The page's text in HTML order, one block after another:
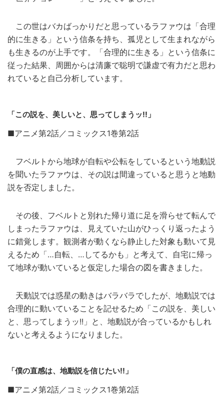
この世はバカばっかりだと思っているラファウは「合理
的に生きる」という信条を持ち、孤児として生まれながら
も生きるのが上手です。「合理的に生きる」という信条に
従った結果、周囲からは清廉で聡明で謙虚で有力だと思わ
れていると自己分析しています。
「この説を、美しいと、思ってしまうッ!!」
■アニメ第2話／コミックス1巻第2話
フベルトから地球が自転や公転をしているという地動説
を聞いたラファウは、その説は間違っていると思うと地動
説を否定しました。
その後、フベルトと別れた帰り道に足を滑らせて転んで
しまったラファウは、見えていた山がひっくり返ったよう
に錯覚します。観測者が動くなら静止した対象も動いて見
えるため「…自転、…してるかも」と考えて、自宅に帰っ
て地球が動いていると仮定した場合の図を書きました。
天動説では惑星の動きはバラバラでしたが、地動説では
合理的に動いていることを記せるため「この説を、美しい
と、思ってしまうッ!!」と、地動説が合っているかもしれ
ないと考えるようになりました。
「僕の直感は、地動説を信じたい!!」
■アニメ第2話／コミックス1巻第2話